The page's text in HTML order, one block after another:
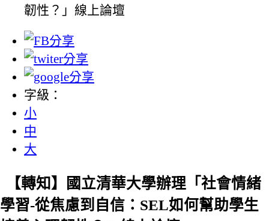
韌性？」線上論壇
字級：
小
中
大
【轉知】國立清華大學辦理「社會情緒
學習-從焦慮到自信：SEL如何幫助學生